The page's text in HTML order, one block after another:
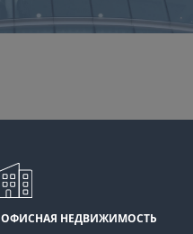
поиска
ОФИСНАЯ НЕДВИЖИМОСТЬ